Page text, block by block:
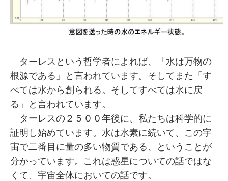
ターレスという哲学者によれば、「水は万物の
根源である」と言われています。そしてまた「す
べては水から創られる。そしてすべては水に戻
る」と言われています。
ターレスの２５００年後に、私たちは科学的に
証明し始めています。水は水素に続いて、この宇
宙で二番目に量の多い物質である、ということが
分かっています。これは惑星についての話ではな
くて、宇宙全体においての話です。